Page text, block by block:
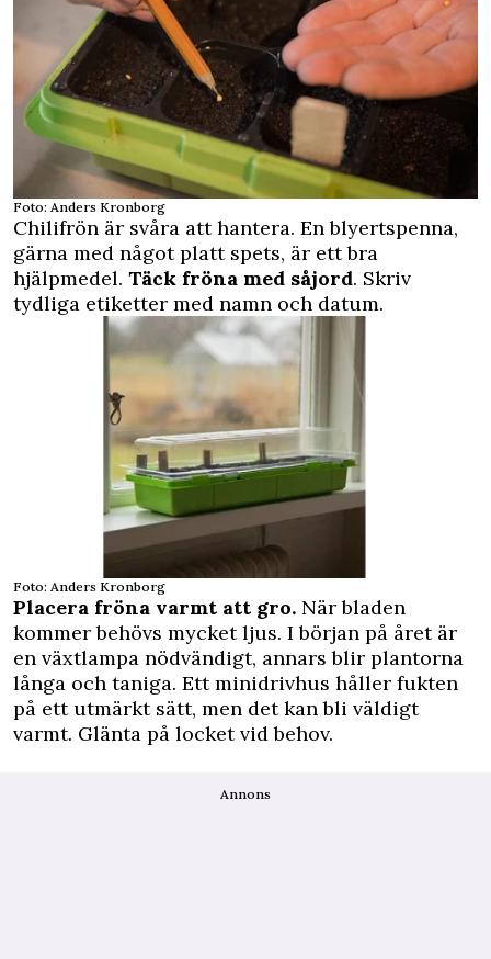
Foto: Anders Kronborg
Chilifrön är svåra att hantera. En blyertspenna,
gärna med något platt spets, är ett bra
hjälpmedel. Täck fröna med såjord. Skriv
tydliga etiketter med namn och datum.
Foto: Anders Kronborg
Placera fröna varmt att gro. När bladen
kommer behövs mycket ljus. I början på året är
en växtlampa nödvändigt, annars blir plantorna
långa och taniga. Ett minidrivhus håller fukten
på ett utmärkt sätt, men det kan bli väldigt
varmt. Glänta på locket vid behov.
Annons